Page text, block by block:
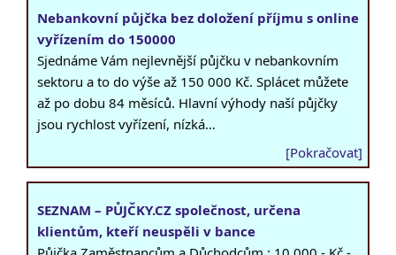
Nebankovní půjčka bez doložení příjmu s online
vyřízením do 150000
Sjednáme Vám nejlevnější půjčku v nebankovním
sektoru a to do výše až 150 000 Kč. Splácet můžete
až po dobu 84 měsíců. Hlavní výhody naší půjčky
jsou rychlost vyřízení, nízká…
[Pokračovat]
SEZNAM – PŮJČKY.CZ společnost, určena
klientům, kteří neuspěli v bance